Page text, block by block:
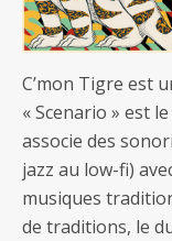
C’mon Tigre est
« Scenario » est
associe des
jazz au low-fi)
musiques
de traditions, le